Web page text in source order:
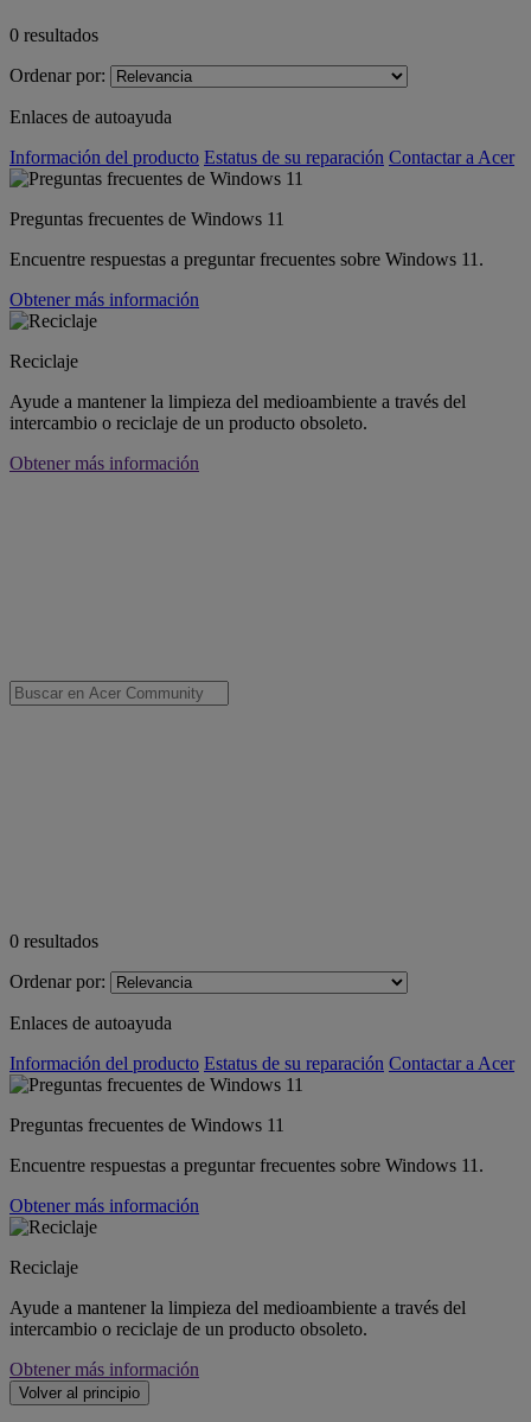
0 resultados
Ordenar por:
Enlaces de autoayuda
Información del producto Estatus de su reparación Contactar a Acer
Preguntas frecuentes de Windows 11
Encuentre respuestas a preguntar frecuentes sobre Windows 11.
Obtener más información
Reciclaje
Ayude a mantener la limpieza del medioambiente a través del
intercambio o reciclaje de un producto obsoleto.
Obtener más información
0 resultados
Ordenar por:
Enlaces de autoayuda
Información del producto Estatus de su reparación Contactar a Acer
Preguntas frecuentes de Windows 11
Encuentre respuestas a preguntar frecuentes sobre Windows 11.
Obtener más información
Reciclaje
Ayude a mantener la limpieza del medioambiente a través del
intercambio o reciclaje de un producto obsoleto.
Obtener más información
Volver al principio